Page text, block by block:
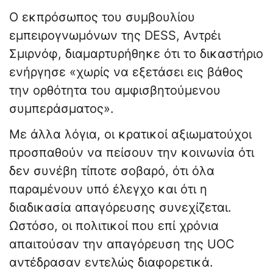
Ο εκπρόσωπος του συμβουλίου
εμπειρογνωμόνων της DESS, Αντρέι
Σμιρνόφ, διαμαρτυρήθηκε ότι το δικαστήριο
ενήργησε «χωρίς να εξετάσει εις βάθος
την ορθότητα του αμφισβητούμενου
συμπεράσματος».
Με άλλα λόγια, οι κρατικοί αξιωματούχοι
προσπαθούν να πείσουν την κοινωνία ότι
δεν συνέβη τίποτε σοβαρό, ότι όλα
παραμένουν υπό έλεγχο και ότι η
διαδικασία απαγόρευσης συνεχίζεται.
Ωστόσο, οι πολιτικοί που επί χρόνια
απαιτούσαν την απαγόρευση της UOC
αντέδρασαν εντελώς διαφορετικά.